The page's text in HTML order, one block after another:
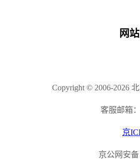
网
Copyright © 2006-2026
客服邮箱
京
京公网安备